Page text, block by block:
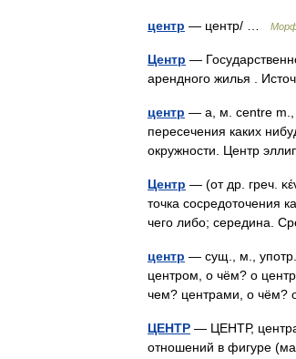
центр — центр/ …
Центр —
арендного жилья .
центр — а, м. centre m.,
пересечения каких
окружности. Центр
Центр — (от др. греч.
точка сосредоточения
чего либо; середина.
центр — сущ., м., употр.
центром, о чём? о
чем? центрами, о
ЦЕНТР — ЦЕНТР,
отношений в фигуре